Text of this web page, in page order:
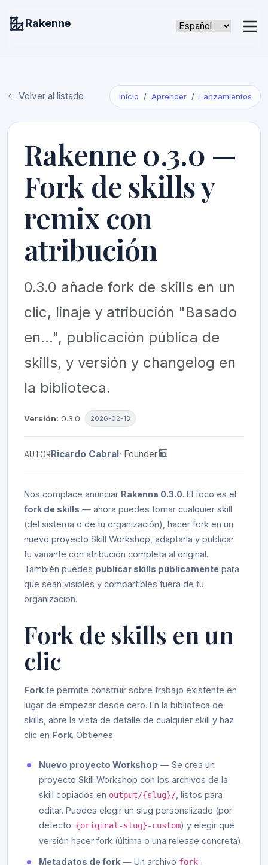
Rakenne
Volver al listado Inicio Aprender Lanzamientos
Rakenne 0.3.0 —
Fork de skills y
remix con
atribución
0.3.0 añade fork de skills en un
clic, linaje y atribución "Basado
en…", publicación pública de
skills, y versión y changelog en
la biblioteca.
Versión: 0.3.0 2026-02-13
AUTORRicardo Cabral· Founder
Nos complace anunciar Rakenne 0.3.0. El foco es el
fork de skills — ahora puedes tomar cualquier skill
(del sistema o de tu organización), hacer fork en un
nuevo proyecto Skill Workshop, adaptarla y publicar
tu variante con atribución completa al original.
También puedes publicar skills públicamente para
que sean visibles y compartibles fuera de tu
organización.
Fork de skills en un
clic
Fork te permite construir sobre trabajo existente en
lugar de empezar desde cero. En la biblioteca de
skills, abre la vista de detalle de cualquier skill y haz
clic en Fork. Obtienes:
Nuevo proyecto Workshop — Se crea un
proyecto Skill Workshop con los archivos de la
skill copiados en output/{slug}/, listos para
editar. Puedes elegir un slug personalizado (por
defecto: {original-slug}-custom) y elegir qué
versión hacer fork (última o una release concreta).
Metadatos de fork — Un archivo fork-